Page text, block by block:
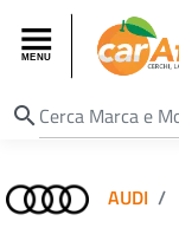
search
AUDI